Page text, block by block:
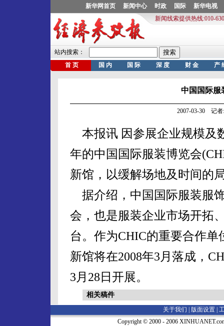
中国国际服
2007-03-30 记者
本报讯 因参展企业规模及
年的中国国际服装博览会
新馆，以缓解场地及时间的
据介绍，中国国际服装服
会，也是服装企业市场开拓
台。作为CHIC的重要合作
新馆将在2008年3月落成，
3月28日开展。
相关稿件
关于我们 | 版面设置
Copyright © 2000 - 2006